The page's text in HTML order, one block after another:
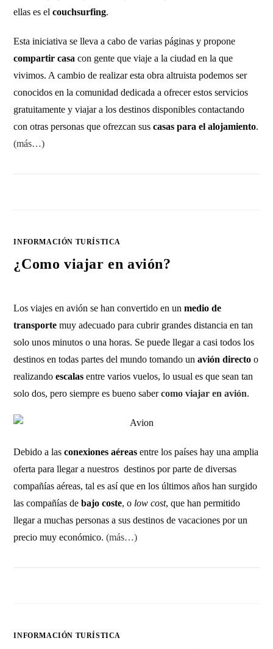
ellas es elcouchsurfing.
Esta iniciativa se lleva a cabo de varias páginas y propone
compartir casa con gente que viaje a la ciudad en la que
vivimos. A cambio de realizar esta obra altruista podemos ser
conocidos en la comunidad dedicada a ofrecer estos servicios
gratuitamente y viajar a los destinos disponibles contactando
con otras personas que ofrezcan suscasas para el alojamiento.
(más…)
INFORMACIÓN TURÍSTICA
¿Como viajar en avión?
Los viajes en avión se han convertido en unmedio de
transporte muy adecuado para cubrir grandes distancia en tan
solo unos minutos o una horas. Se puede llegar a casi todos los
destinos en todas partes del mundo tomando unavión directo o
realizandoescalasentre varios vuelos, lo usual es que sean tan
solo dos, pero siempre es bueno sabercomo viajar en avión.
Debido a lasconexiones aéreas entre los países hay una amplia
oferta para llegar a nuestros destinos por parte de diversas
compañías aéreas, tal es así que en los últimos años han surgido
las compañías debajo coste, o low cost, que han permitido
llegar a muchas personas a sus destinos de vacaciones por un
precio muy económico.(más…)
INFORMACIÓN TURÍSTICA